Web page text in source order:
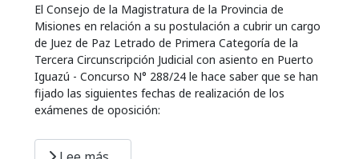
El Consejo de la Magistratura de la Provincia de
Misiones en relación a su postulación a cubrir un cargo
de Juez de Paz Letrado de Primera Categoría de la
Tercera Circunscripción Judicial con asiento en Puerto
Iguazú - Concurso N° 288/24 le hace saber que se han
fijado las siguientes fechas de realización de los
exámenes de oposición: